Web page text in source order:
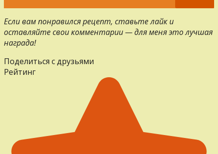
Если вам понравился рецепт, ставьте лайк и
оставляйте свои комментарии — для меня это лучшая
награда!
Поделиться с друзьями
Рейтинг